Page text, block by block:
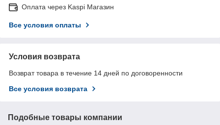
Оплата через Kaspi Магазин
Все условия оплаты
Условия возврата
Возврат товара в течение 14 дней по договоренности
Все условия возврата
Подобные товары компании